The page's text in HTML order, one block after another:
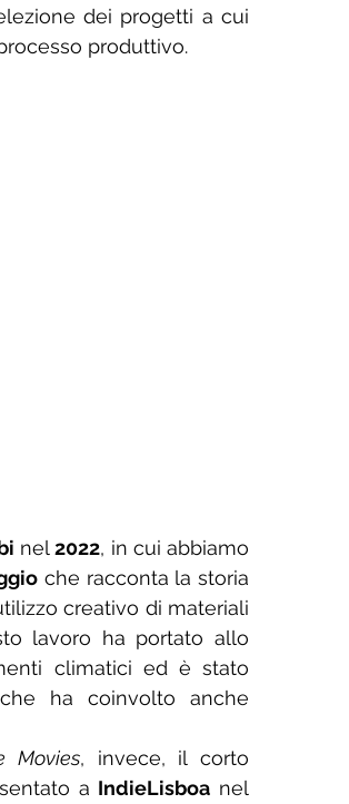
dei progetti a cui
produttivo.
nel 2022, in cui abbiamo
che racconta la storia
creativo di materiali
lavoro ha portato allo
climatici ed è stato
ha coinvolto anche
Movies, invece, il corto
a IndieLisboa nel